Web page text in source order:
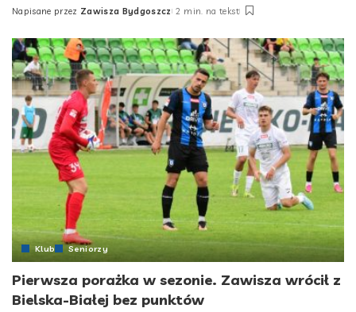
Napisane przez Zawisza Bydgoszcz 2 min. na tekst
Klub Seniorzy
Pierwsza porażka w sezonie. Zawisza wrócił z
Bielska-Białej bez punktów